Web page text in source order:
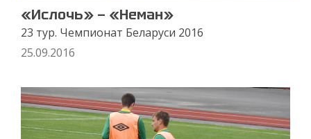
«Ислочь» — «Неман»
23 тур. Чемпионат Беларуси 2016
25.09.2016